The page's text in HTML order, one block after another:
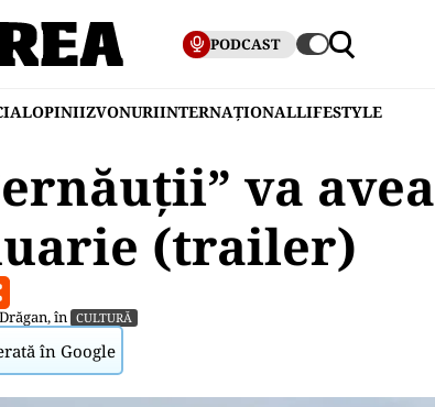
PODCAST
OPINIIZVONURIINTERNAȚIONALLIFESTYLE
va avea
(trailer)
, în CULTURĂ
în Google